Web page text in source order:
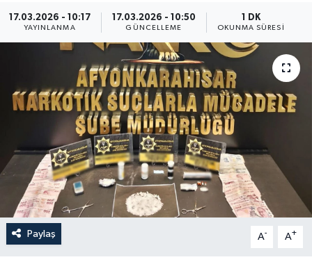
17.03.2026 - 10:17
YAYINLANMA
17.03.2026 - 10:50
GÜNCELLEME
1 DK
OKUNMA SÜRESI
Paylaş A- A+
Spor
Anali̇z
Bi̇li̇m & Teknoloji̇
Dünya
Eği̇ti̇m